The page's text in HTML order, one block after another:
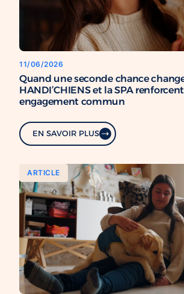
11/06/2026
Quand une seconde chance
HANDI’CHIENS et la SPA
engagement commun
EN SAVOIR PLUS
ARTICLE